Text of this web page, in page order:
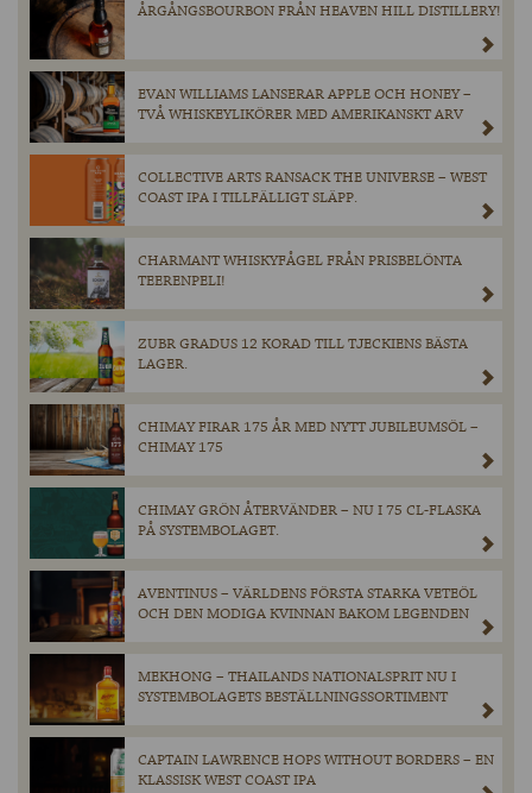
ÅRGÅNGSBOURBON FRÅN HEAVEN HILL DISTILLERY!
EVAN WILLIAMS LANSERAR APPLE OCH HONEY –
TVÅ WHISKEYLIKÖRER MED AMERIKANSKT ARV
COLLECTIVE ARTS RANSACK THE UNIVERSE – WEST
COAST IPA I TILLFÄLLIGT SLÄPP.
CHARMANT WHISKYFÅGEL FRÅN PRISBELÖNTA
TEERENPELI!
ZUBR GRADUS 12 KORAD TILL TJECKIENS BÄSTA
LAGER.
CHIMAY FIRAR 175 ÅR MED NYTT JUBILEUMSÖL –
CHIMAY 175
CHIMAY GRÖN ÅTERVÄNDER – NU I 75 CL-FLASKA
PÅ SYSTEMBOLAGET.
AVENTINUS – VÄRLDENS FÖRSTA STARKA VETEÖL
OCH DEN MODIGA KVINNAN BAKOM LEGENDEN
MEKHONG – THAILANDS NATIONALSPRIT NU I
SYSTEMBOLAGETS BESTÄLLNINGSSORTIMENT
CAPTAIN LAWRENCE HOPS WITHOUT BORDERS – EN
KLASSISK WEST COAST IPA